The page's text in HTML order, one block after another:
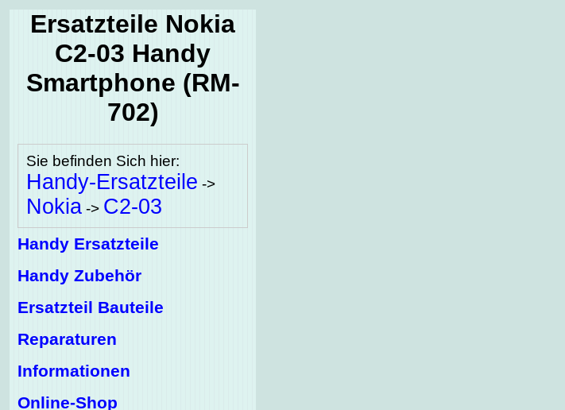
Ersatzteile Nokia
C2-03 Handy
Smartphone (RM-
702)
Sie befinden Sich hier:
Handy-Ersatzteile ->
Nokia -> C2-03
Handy Ersatzteile
Handy Zubehör
Ersatzteil Bauteile
Reparaturen
Informationen
Online-Shop